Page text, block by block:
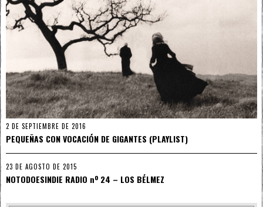
2 DE SEPTIEMBRE DE 2016
PEQUEÑAS CON VOCACIÓN DE GIGANTES (PLAYLIST)
23 DE AGOSTO DE 2015
NOTODOESINDIE RADIO nº 24 – LOS BÉLMEZ